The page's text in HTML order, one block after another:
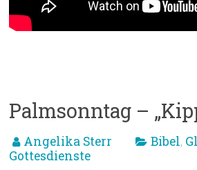
Palmsonntag –
Angelika Sterr Bibel,
Gottesdienste